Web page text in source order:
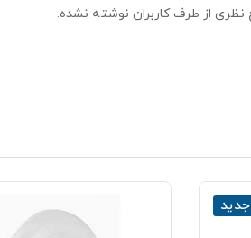
نظری از طرف کاربران نوشته نشده.
جدید